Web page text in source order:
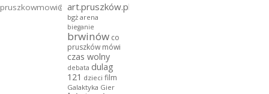
pruszkowmowi@gmail.com
art.pruszków.pl
bgż arena
bieganie
brwinów co
pruszków mówi
czas wolny
debata dulag
121 dzieci film
Galaktyka Gier